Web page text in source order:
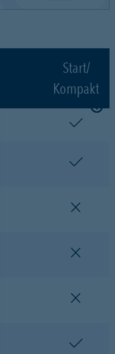
Start/
Kompakt